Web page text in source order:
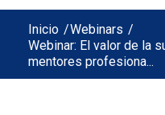
Inicio /Webinars /
Webinar: El valor de la
mentores profesiona...